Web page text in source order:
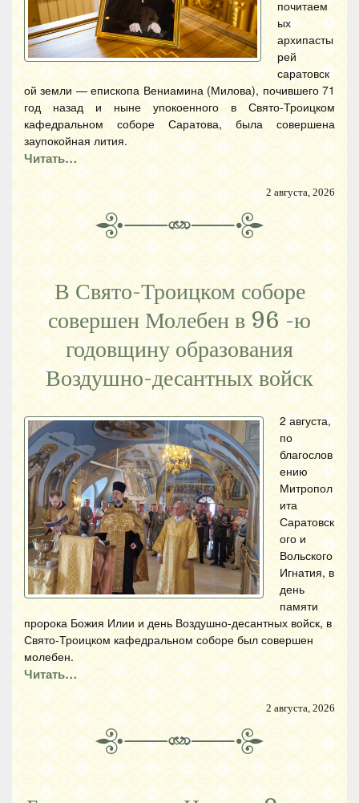
почитаем
ых
архипасты
рей
саратовск
ой земли — епископа Вениамина (Милова), почившего 71
год назад и ныне упокоенного в Свято-Троицком
кафедральном соборе Саратова, была совершена
заупокойная лития.
Читать…
2 августа, 2026
В Свято-Троицком соборе
совершен Молебен в 96 -ю
годовщину образования
Воздушно-десантных войск
2 августа,
по
благослов
ению
Митропол
ита
Саратовск
ого и
Вольского
Игнатия, в
день
памяти
пророка Божия Илии и день Воздушно-десантных войск, в
Свято-Троицком кафедральном соборе был совершен
молебен.
Читать…
2 августа, 2026